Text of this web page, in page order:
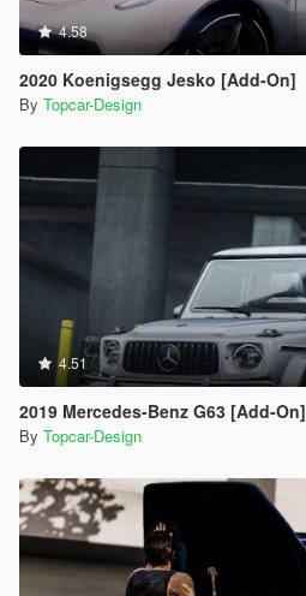
4.58
2020 Koenigsegg Jesko [Add-On]
By Topcar-Design
4.51
2019 Mercedes-Benz G63 [Add-On]
By Topcar-Design